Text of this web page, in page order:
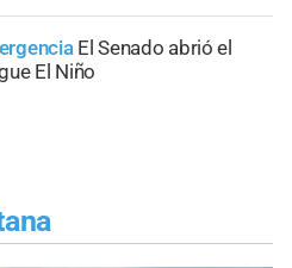
El Senado abrió el
El Niño